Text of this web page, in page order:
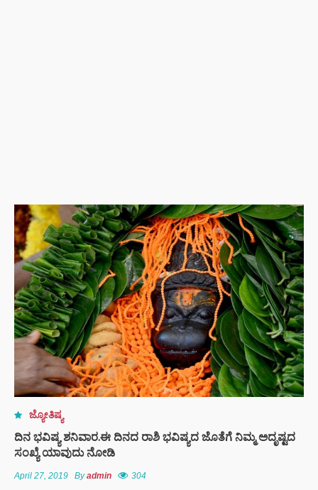
ಜ್ಯೋತಿಷ್ಯ
ದಿನ ಭವಿಷ್ಯ ಶನಿವಾರ.ಈ ದಿನದ ರಾಶಿ ಭವಿಷ್ಯದ ಜೊತೆಗೆ ನಿಮ್ಮ ಅದೃಷ್ಟದ
ಸಂಖ್ಯೆ ಯಾವುದು ನೋಡಿ
April 27, 2019 Byadmin 304